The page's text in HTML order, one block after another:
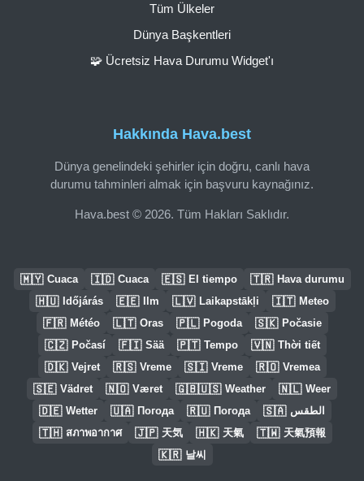
Hakkında Hava.best
Dünya genelindeki şehirler için doğru, canlı hava
durumu tahminleri almak için başvuru kaynağınız.
Hava.best © 2026. Tüm Hakları Saklıdır.
Tüm Ülkeler
Dünya Başkentleri
🧩 Ücretsiz Hava Durumu Widget'ı
🇲🇾 Cuaca 🇮🇩 Cuaca 🇪🇸 El tiempo 🇹🇷 Hava durumu
🇭🇺 Időjárás 🇪🇪 Ilm 🇱🇻 Laikapstākļi 🇮🇹 Meteo
🇫🇷 Météo 🇱🇹 Oras 🇵🇱 Pogoda 🇸🇰 Počasie
🇨🇿 Počasí 🇫🇮 Sää 🇵🇹 Tempo 🇻🇳 Thời tiết
🇩🇰 Vejret 🇷🇸 Vreme 🇸🇮 Vreme 🇷🇴 Vremea
🇸🇪 Vädret 🇳🇴 Været 🇬🇧🇺🇸 Weather 🇳🇱 Weer
🇩🇪 Wetter 🇺🇦 Погода 🇷🇺 Погода 🇸🇦 الطقس
🇹🇭 สภาพอากาศ 🇯🇵 天気 🇭🇰 天氣 🇹🇼 天氣預報
🇰🇷 날씨